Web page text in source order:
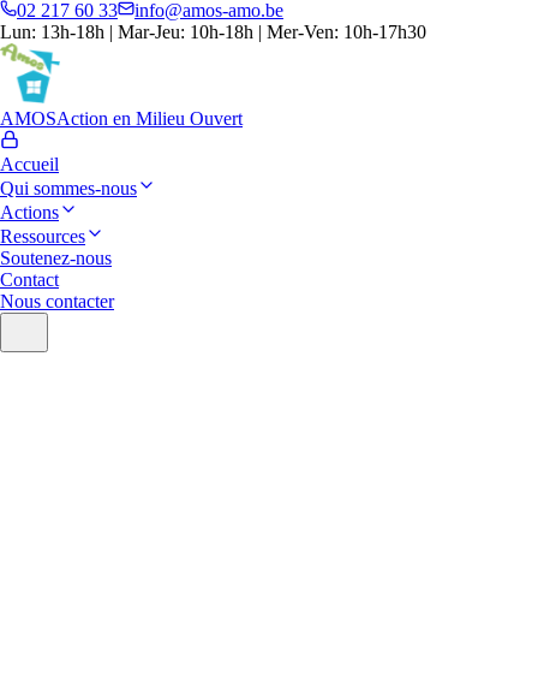
02 217 60 33
info@amos-amo.be
Lun: 13h-18h | Mar-Jeu: 10h-18h | Mer-Ven: 10h-17h30
AMOSAction en Milieu Ouvert
Accueil
Qui sommes-nous
Actions
Ressources
Soutenez-nous
Contact
Nous contacter